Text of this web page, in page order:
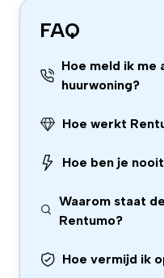
FAQ
Hoe meld ik me
huurwoning?
Hoe werkt
Hoe ben je
Waarom staat
Rentumo?
Hoe vermijd ik